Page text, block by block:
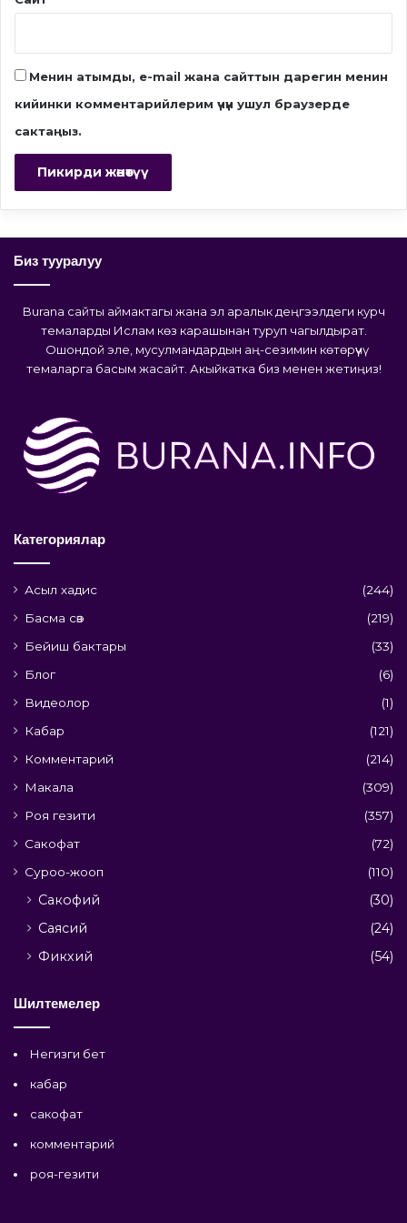
Менин атымды, e-mail жана сайттын дарегин менин
кийинки комментарийлерим үчүн ушул браузерде
сактаңыз.
Биз тууралуу
Burana сайты аймактагы жана эл аралык деңгээлдеги курч
темаларды Ислам көз карашынан туруп чагылдырат.
Ошондой эле, мусулмандардын аң-сезимин көтөрүүчү
темаларга басым жасайт. Акыйкатка биз менен жетиңиз!
Категориялар
Асыл хадис
(244)
Басма сөз
(219)
Бейиш бактары
(33)
Блог
(6)
Видеолор
(1)
Кабар
(121)
Комментарий
(214)
Макала
(309)
Роя гезити
(357)
Сакофат
(72)
Суроо-жооп
(110)
Сакофий
(30)
Саясий
(24)
Фикхий
(54)
Шилтемелер
Негизги бет
кабар
сакофат
комментарий
роя-гезити